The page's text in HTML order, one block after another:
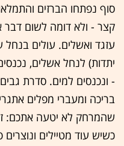
סוף נפתחו הברזים
קצר - ולא דומה לשום
עזגד ואשלים. עולים בנחל
יתדות) לנחל אשלים,
- ונכנסים למים. סדרת
בריכה ומעברי מפלים
שהמרחק לא יטעה אתכם:
כשיש עוד מטיילים